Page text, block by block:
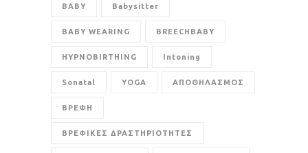
BABY Babysitter
BABY WEARING BREECHBABY
HYPNOBIRTHING Intoning
Sonatal YOGA ΑΠΟΘΗΛΑΣΜΟΣ
ΒΡΕΦΗ
ΒΡΕΦΙΚΕΣ ΔΡΑΣΤΗΡΙΟΤΗΤΕΣ